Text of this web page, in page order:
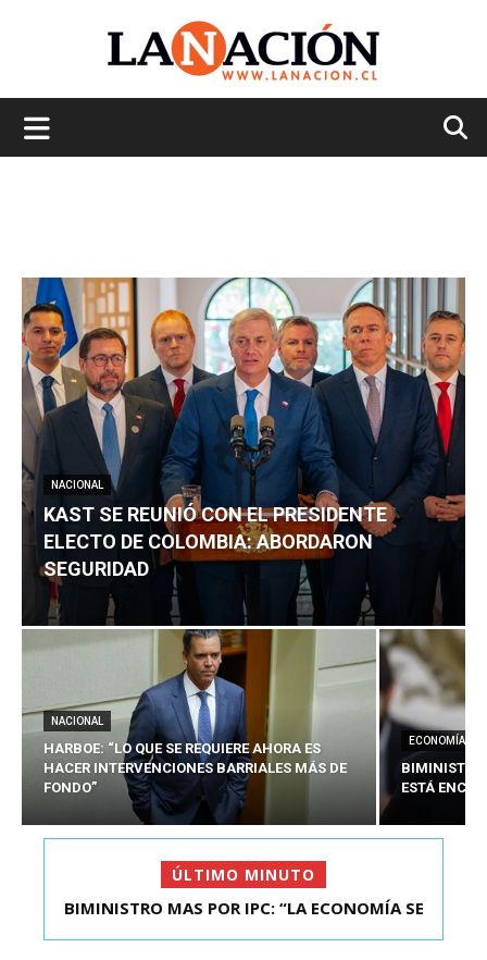
NACIONAL
KAST SE REUNIÓ CON EL PRESIDENTE
ELECTO DE COLOMBIA: ABORDARON
SEGURIDAD
NACIONAL
HARBOE: “LO QUE SE REQUIERE AHORA ES
HACER INTERVENCIONES BARRIALES MÁS DE
FONDO”
ECONOMÍA
BIMINISTRO
ESTÁ
ÚLTIMO MINUTO
BIMINISTRO MAS POR IPC: “LA ECONOMÍA SE